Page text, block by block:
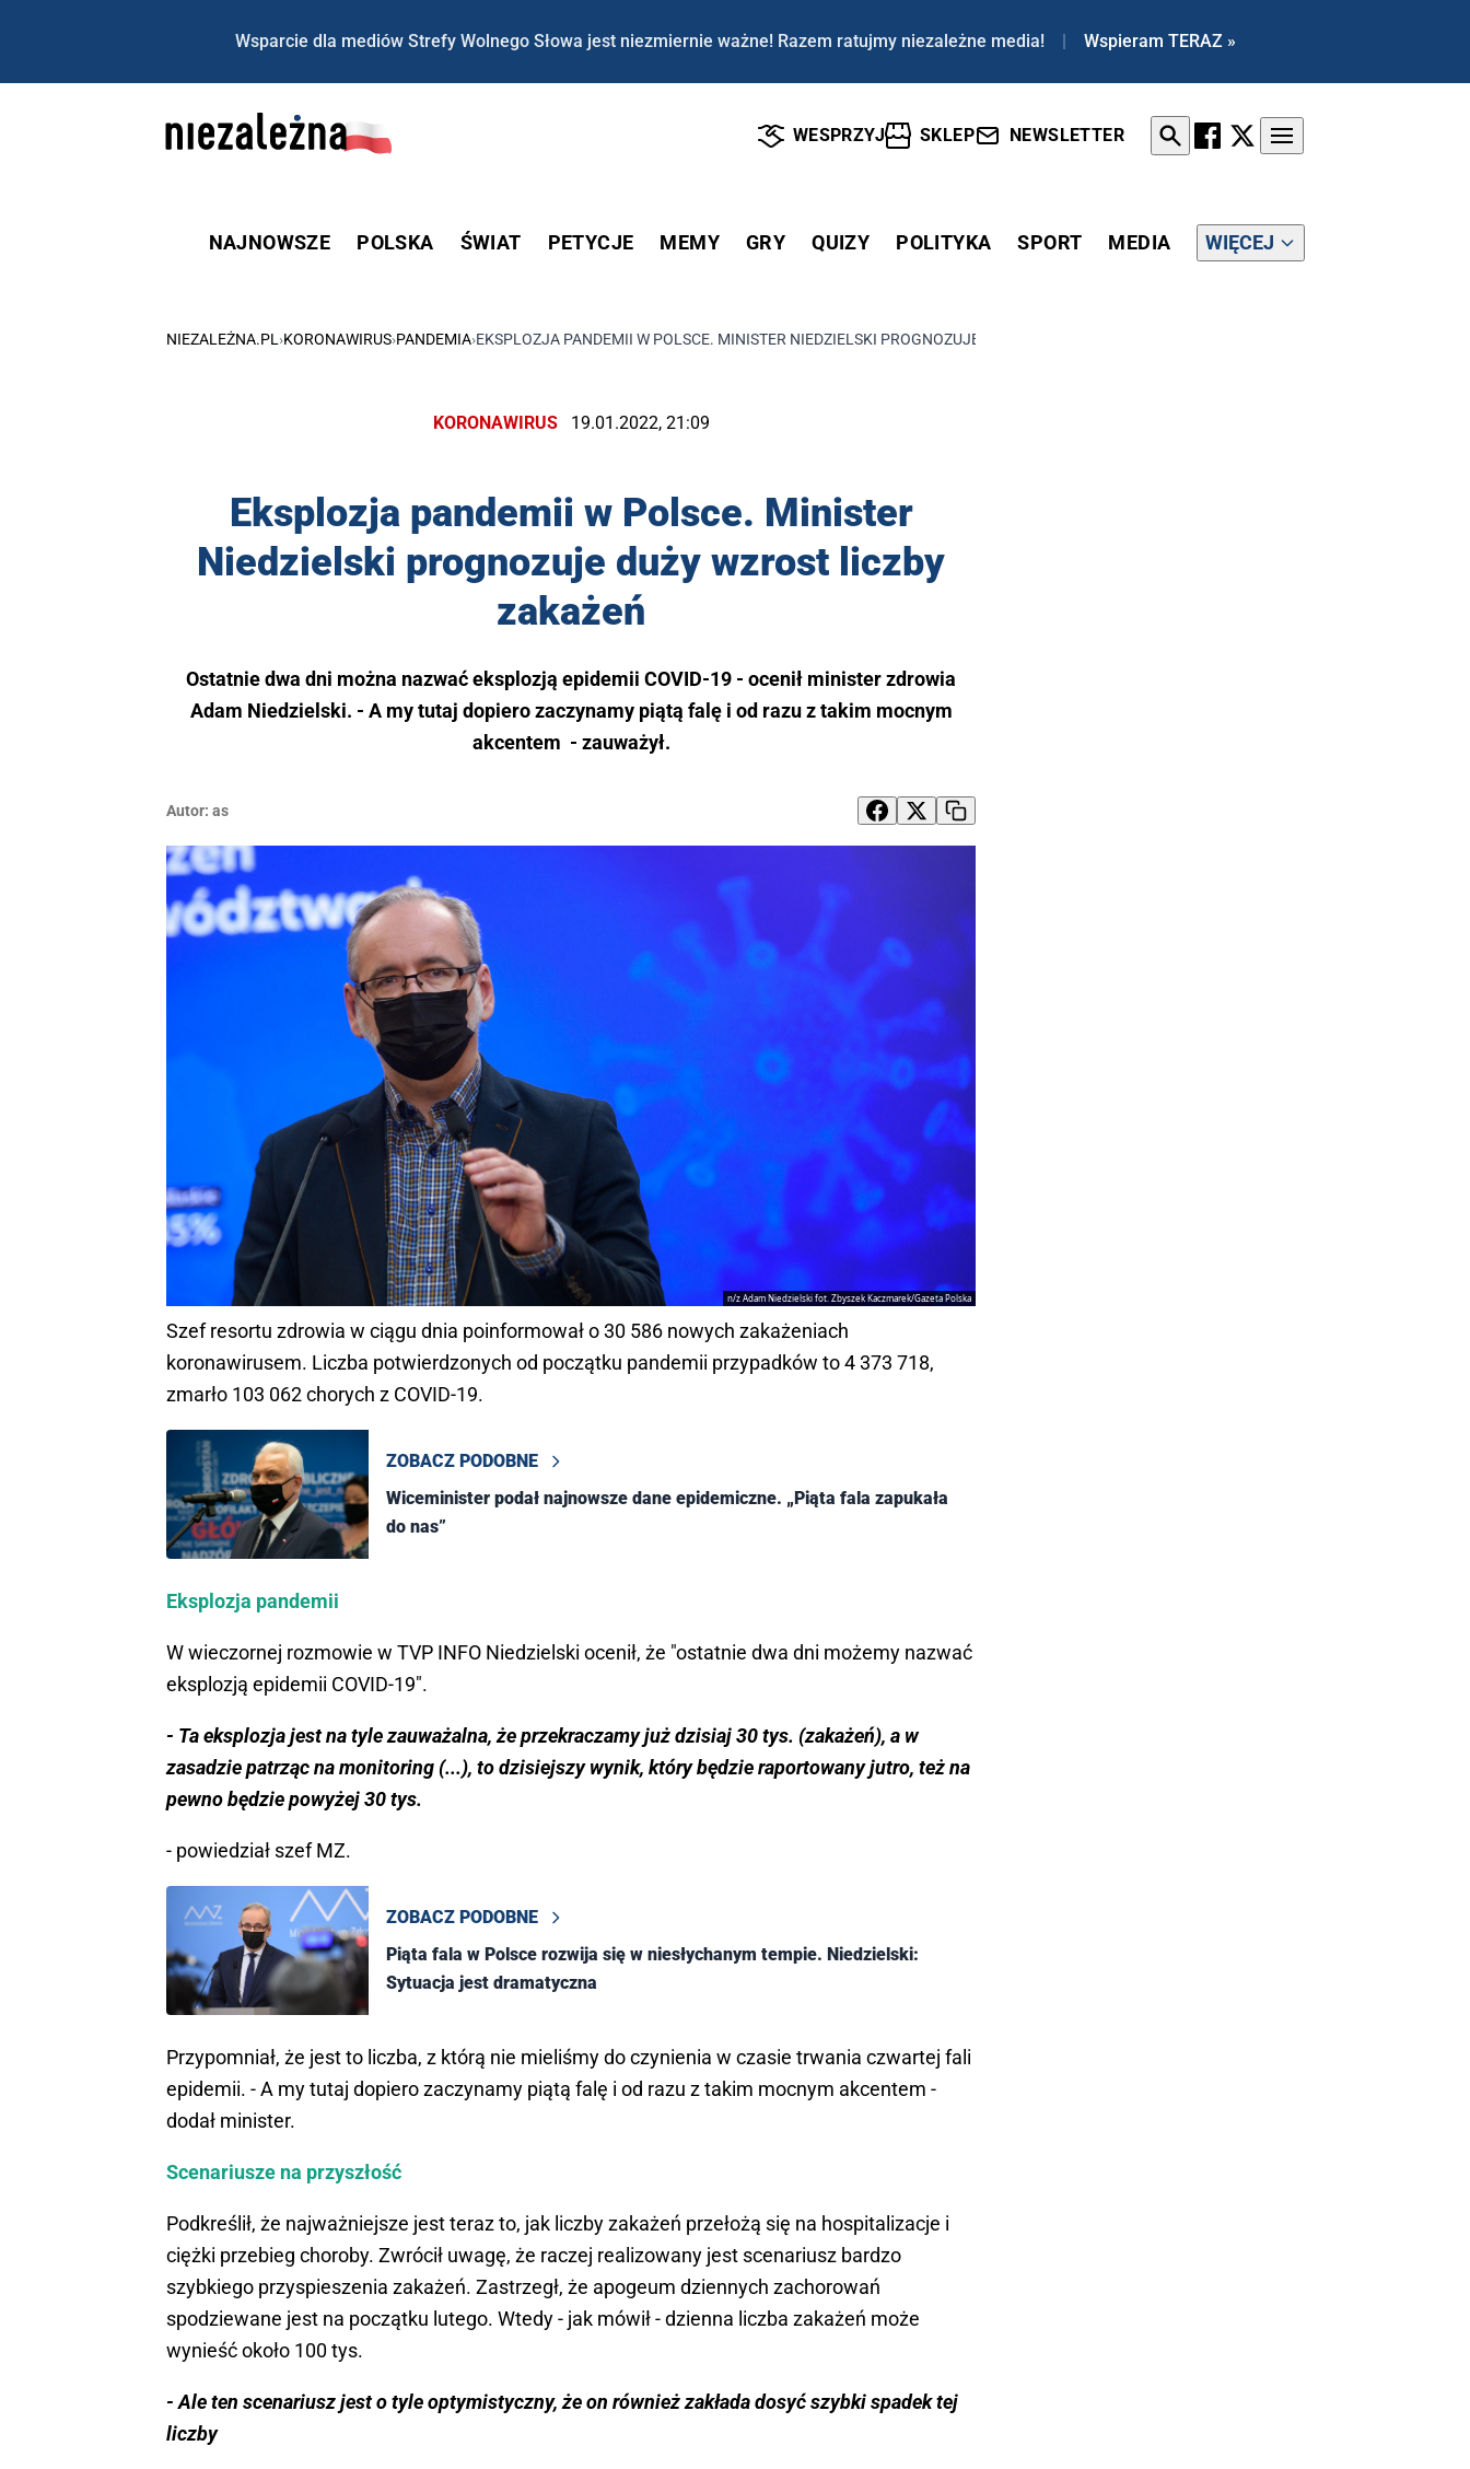
Wsparcie dla mediów Strefy Wolnego Słowa jest niezmiernie ważne! Razem ratujmy niezależne media! | Wspieram TERAZ »
WESPRZYJ SKLEP NEWSLETTER
NAJNOWSZE POLSKA ŚWIAT PETYCJE MEMY GRY QUIZY POLITYKA SPORT MEDIA WIĘCEJ
NIEZALEŻNA.PL ›KORONAWIRUS›PANDEMIA›EKSPLOZJA PANDEMII W POLSCE. MINISTER NIEDZIELSKI PROGNOZUJE DUŻY WZROST LICZBY ZAKAŻEŃ
KORONAWIRUS 19.01.2022, 21:09
Eksplozja pandemii w Polsce. Minister
Niedzielski prognozuje duży wzrost liczby
zakażeń
Ostatnie dwa dni można nazwać eksplozją epidemii COVID-19 - ocenił minister zdrowia
Adam Niedzielski. - A my tutaj dopiero zaczynamy piątą falę i od razu z takim mocnym
akcentem - zauważył.
Autor: as
n/z Adam Niedzielski fot. Zbyszek Kaczmarek/Gazeta Polska
Szef resortu zdrowia w ciągu dnia poinformował o 30 586 nowych zakażeniach
koronawirusem. Liczba potwierdzonych od początku pandemii przypadków to 4 373 718,
zmarło 103 062 chorych z COVID-19.
ZOBACZ PODOBNE
Wiceminister podał najnowsze dane epidemiczne. „Piąta fala zapukała
do nas”
Eksplozja pandemii
W wieczornej rozmowie w TVP INFO Niedzielski ocenił, że "ostatnie dwa dni możemy nazwać
eksplozją epidemii COVID-19".
- Ta eksplozja jest na tyle zauważalna, że przekraczamy już dzisiaj 30 tys. (zakażeń), a w
zasadzie patrząc na monitoring (...), to dzisiejszy wynik, który będzie raportowany jutro, też na
pewno będzie powyżej 30 tys.
- powiedział szef MZ.
ZOBACZ PODOBNE
Piąta fala w Polsce rozwija się w niesłychanym tempie. Niedzielski:
Sytuacja jest dramatyczna
Przypomniał, że jest to liczba, z którą nie mieliśmy do czynienia w czasie trwania czwartej fali
epidemii. - A my tutaj dopiero zaczynamy piątą falę i od razu z takim mocnym akcentem -
dodał minister.
Scenariusze na przyszłość
Podkreślił, że najważniejsze jest teraz to, jak liczby zakażeń przełożą się na hospitalizacje i
ciężki przebieg choroby. Zwrócił uwagę, że raczej realizowany jest scenariusz bardzo
szybkiego przyspieszenia zakażeń. Zastrzegł, że apogeum dziennych zachorowań
spodziewane jest na początku lutego. Wtedy - jak mówił - dzienna liczba zakażeń może
wynieść około 100 tys.
- Ale ten scenariusz jest o tyle optymistyczny, że on również zakłada dosyć szybki spadek tej
liczby